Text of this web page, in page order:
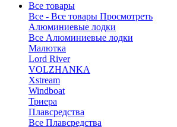
Все товары
Все - Все товары Просмотреть
Алюминиевые лодки
Все Алюминиевые лодки
Малютка
Lord River
VOLZHANKA
Xstream
Windboat
Триера
Плавсредства
Все Плавсредства